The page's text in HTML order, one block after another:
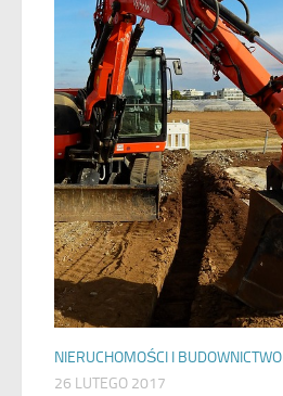
NIERUCHOMOŚCI I BUDOWNICTWO
26 LUTEGO 2017